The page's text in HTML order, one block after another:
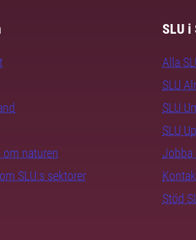
naturen
SLU:s sektorer
SLU i
Alla
SLU
SLU
SLU
Jobba
Stöd